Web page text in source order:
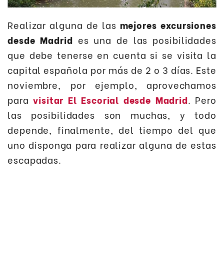
Realizar alguna de las mejores excursiones
desde Madrid es una de las posibilidades
que debe tenerse en cuenta si se visita la
capital española por más de 2 o 3 días. Este
noviembre, por ejemplo, aprovechamos
paravisitar El Escorial desde Madrid. Pero
las posibilidades son muchas, y todo
depende, finalmente, del tiempo del que
uno disponga para realizar alguna de estas
escapadas.